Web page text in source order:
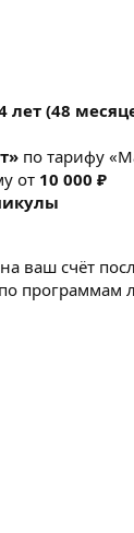
лет (48
по тарифу
от 10 000 ₽
ваш счёт
программам